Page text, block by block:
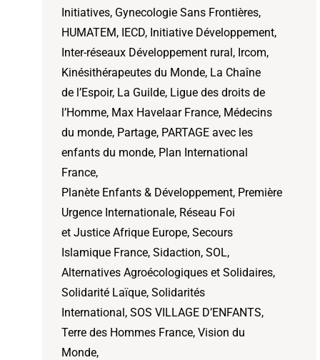
Initiatives, Gynecologie Sans Frontières,
HUMATEM, IECD, Initiative Développement,
Inter-réseaux Développement rural, Ircom,
Kinésithérapeutes du Monde, La Chaîne
de l’Espoir, La Guilde, Ligue des droits de
l’Homme, Max Havelaar France, Médecins
du monde, Partage, PARTAGE avec les
enfants du monde, Plan International
France,
Planète Enfants & Développement, Première
Urgence Internationale, Réseau Foi
et Justice Afrique Europe, Secours
Islamique France, Sidaction, SOL,
Alternatives Agroécologiques et Solidaires,
Solidarité Laïque, Solidarités
International, SOS VILLAGE D’ENFANTS,
Terre des Hommes France, Vision du
Monde,